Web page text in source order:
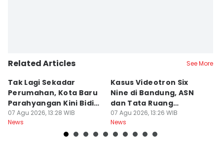
Related Articles See More
Tak Lagi Sekadar
Perumahan, Kota Baru
Parahyangan Kini Bidik
Wisatawan
07 Agu 2026, 13:28 WIB
News
Kasus Videotron Six
Nine di Bandung, ASN
dan Tata Ruang
Diperiksa
07 Agu 2026, 13:26 WIB
News